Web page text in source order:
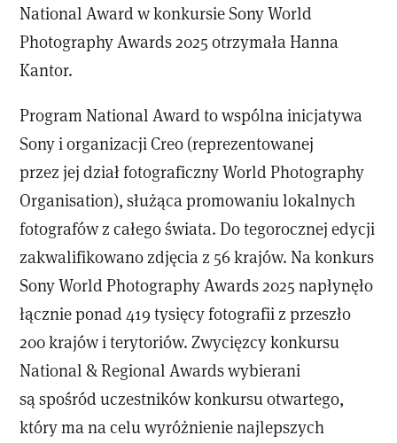
National Award w konkursie Sony World
Photography Awards 2025 otrzymała Hanna
Kantor.
Program National Award to wspólna inicjatywa
Sony i organizacji Creo (reprezentowanej
przez jej dział fotograficzny World Photography
Organisation), służąca promowaniu lokalnych
fotografów z całego świata. Do tegorocznej edycji
zakwalifikowano zdjęcia z 56 krajów. Na konkurs
Sony World Photography Awards 2025 napłynęło
łącznie ponad 419 tysięcy fotografii z przeszło
200 krajów i terytoriów. Zwycięzcy konkursu
National & Regional Awards wybierani
są spośród uczestników konkursu otwartego,
który ma na celu wyróżnienie najlepszych